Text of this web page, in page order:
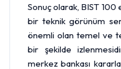
Sonuç olarak, BIST
bir teknik görünüm
önemli olan temel ve
bir şekilde
merkez bankası